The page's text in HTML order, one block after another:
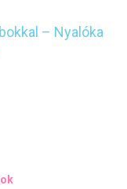
– Nyalóka